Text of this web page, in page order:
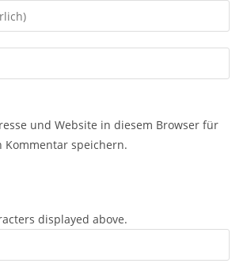
und Website in diesem Browser für
Kommentar speichern.
displayed above.